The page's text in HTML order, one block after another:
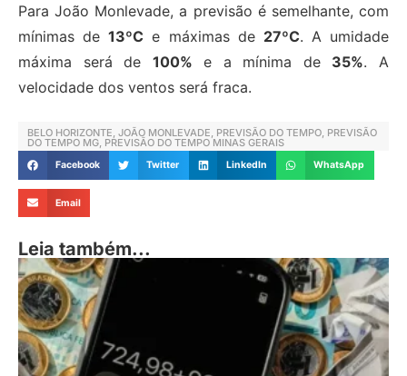
Para João Monlevade, a previsão é semelhante, com
mínimas de13ºC e máximas de 27ºC. A umidade
máxima será de 100% e a mínima de 35%. A
velocidade dos ventos será fraca.
BELO HORIZONTE, JOÃO MONLEVADE, PREVISÃO DO TEMPO, PREVISÃO
DO TEMPO MG, PREVISÃO DO TEMPO MINAS GERAIS
Facebook Twitter LinkedIn WhatsApp
Email
Leia também...